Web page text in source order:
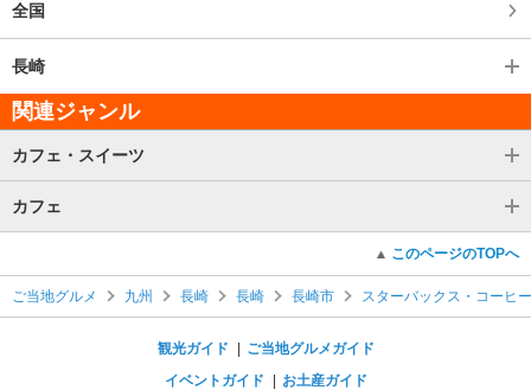
全国
長崎
関連ジャンル
カフェ・スイーツ
カフェ
このページのTOPへ
ご当地グルメ 九州 長崎 長崎 長崎市 スターバックス・コーヒ
観光ガイド
ご当地グルメガイド
イベントガイド
お土産ガイド